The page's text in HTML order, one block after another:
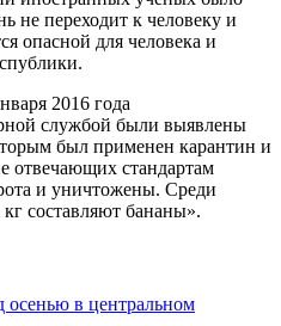
не переходит к человеку и
опасной для человека и
2016 года
службой были выявлены
был применен карантин и
отвечающих стандартам
и уничтожены. Среди
составляют бананы».
осенью в центральном